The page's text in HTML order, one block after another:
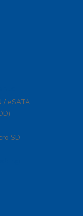
/ eSATA
SD